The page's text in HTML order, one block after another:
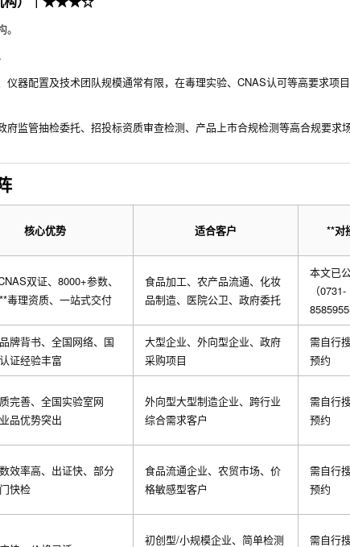
器配置及技术团队规模通常有限，在毒理实验、CNAS认可等高要求项
监管抽检委托、招投标资质审查检测、产品上市合规检测等高合规要求
核心优势 适合客户 **对
双证、8000+参数、
毒理资质、一站式交付
食品加工、农产品流通、化妆
品制造、医院公卫、政府委托
本文已
（0731-
牌背书、全国网络、国
证经验丰富
大型企业、外向型企业、政府
采购项目
需自行
预约
完善、全国实验室网
品优势突出
外向型大型制造企业、跨行业
综合需求客户
需自行
预约
效率高、出证快、部分
快检
食品流通企业、农贸市场、价
格敏感型客户
需自行
预约
初创型/小规模企业、简单检测
需自行